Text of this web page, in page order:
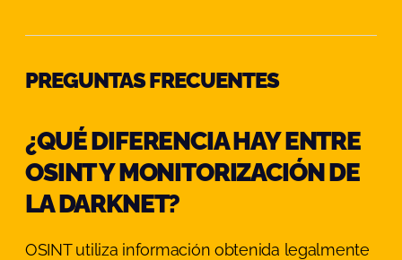
PREGUNTAS FRECUENTES
¿QUÉ DIFERENCIA HAY ENTRE
OSINT Y MONITORIZACIÓN DE
LA DARKNET?
OSINT utiliza información obtenida legalmente